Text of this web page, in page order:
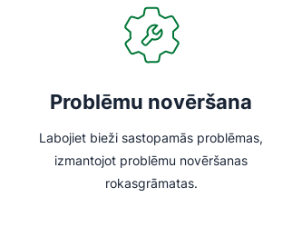
Problēmu novēršana
Labojiet bieži sastopamās problēmas,
izmantojot problēmu novēršanas
rokasgrāmatas.